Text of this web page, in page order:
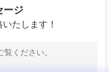
ージ
たします！